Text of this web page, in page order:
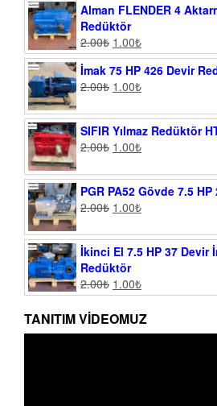
Alman FLENDER 4
Redüktör
2.00₺ 1.00₺
İmak 75 HP 426 Devir
2.00₺ 1.00₺
SIFIR Yılmaz Redüktör
2.00₺ 1.00₺
PGR PA52 Gövde 7.5
2.00₺ 1.00₺
İkinci El 7.5 HP 37 Devir
Redüktör
2.00₺ 1.00₺
TANITIM VIDEOMUZ